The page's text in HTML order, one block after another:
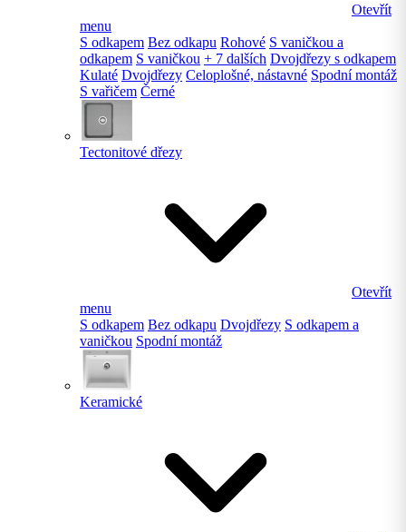
Otevřít
menu
S odkapem Bez odkapu Rohové S vaničkou a
odkapem S vaničkou + 7 dalších Dvojdřezy s odkapem
Kulaté Dvojdřezy Celoplošné, nástavné Spodní montáž
S vařičem Černé
Tectonitové dřezy
Otevřít
menu
S odkapem Bez odkapu Dvojdřezy S odkapem a
vaničkou Spodní montáž
Keramické